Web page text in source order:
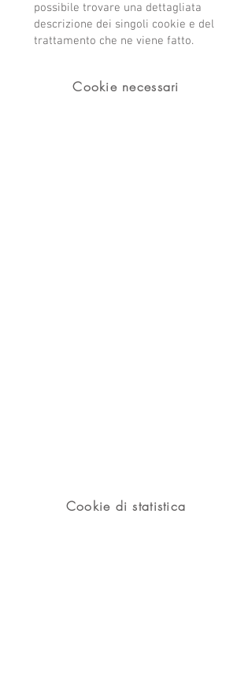
possibile trovare una dettagliata
descrizione dei singoli cookie e del
trattamento che ne viene fatto.
Cookie necessari
Cookie di statistica